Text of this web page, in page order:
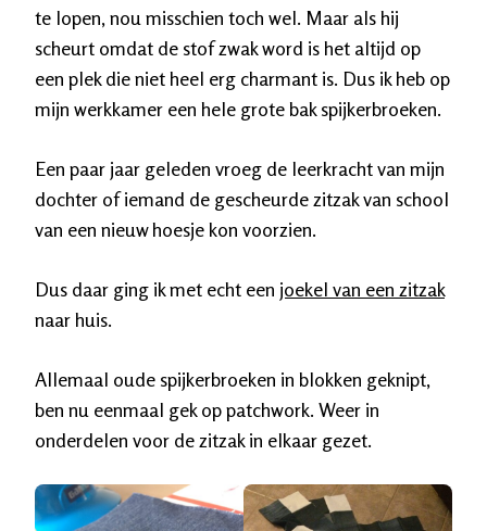
te lopen, nou misschien toch wel. Maar als hij
scheurt omdat de stof zwak word is het altijd op
een plek die niet heel erg charmant is. Dus ik heb op
mijn werkkamer een hele grote bak spijkerbroeken.
Een paar jaar geleden vroeg de leerkracht van mijn
dochter of iemand de gescheurde zitzak van school
van een nieuw hoesje kon voorzien.
Dus daar ging ik met echt een joekel van een zitzak
naar huis.
Allemaal oude spijkerbroeken in blokken geknipt,
ben nu eenmaal gek op patchwork. Weer in
onderdelen voor de zitzak in elkaar gezet.